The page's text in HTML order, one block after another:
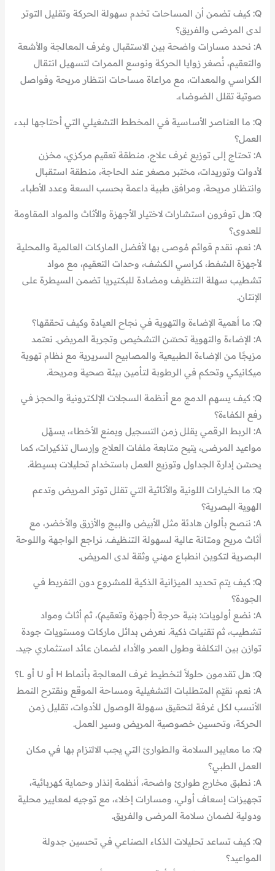
Q: كيف تضمن أن المساحات تخدم سهولة الحركة وتقليل التوتر
لدى المرضى والفريق؟
A: نحدد مسارات واضحة بين الاستقبال وغرف المعالجة والأشعة
والتعقيم، نُصغر زوايا الحركة ونوسع الممرات لتسهيل انتقال
الكراسي والمعدات، مع مراعاة مساحات انتظار مريحة وفواصل
صوتية تقلل الضوضاء.
Q: ما العناصر الأساسية في المخطط التشغيلي التي أحتاجها لبدء
العمل؟
A: تحتاج إلى توزيع غرف علاج، منطقة تعقيم مركزي، مخزن
لأدوات وتوريدات، مختبر مصغر عند الحاجة، منطقة استقبال
وانتظار مريحة، ومرافق طبية داعمة بحسب السعة وعدد الأطباء.
Q: هل توفرون استشارات لاختيار الأجهزة والأثاث والمواد المقاومة
للعدوى؟
A: نعم، نقدم قوائم مُوصى بها لأفضل الماركات العالمية والمحلية
لأجهزة الشفط، كراسي الكشف، وحدات التعقيم، مع مواد
تشطيب سهلة التنظيف ومضادة للبكتيريا تضمن السيطرة على
الإنتان.
Q: ما أهمية الإضاءة والتهوية في نجاح العيادة وكيف تحققها؟
A: الإضاءة والتهوية تحسّن التشخيص وتجربة المريض. نعتمد
مزيجًا من الإضاءة الطبيعية والمصابيح السريرية مع نظام تهوية
ميكانيكي وتحكم في الرطوبة لتأمين بيئة صحية ومريحة.
Q: كيف يسهم الدمج مع أنظمة السجلات الإلكترونية والحجز في
رفع الكفاءة؟
A: الربط الرقمي يقلل زمن التسجيل ويمنع الأخطاء، يسهّل
مواعيد المرضى، يتيح متابعة ملفات العلاج وإرسال تذكيرات، كما
يحسّن إدارة الجداول وتوزيع العمل باستخدام تحليلات بسيطة.
Q: ما الخيارات اللونية والأثاثية التي تقلل توتر المريض وتدعم
الهوية البصرية؟
A: ننصح بألوان هادئة مثل الأبيض والبيج والأزرق والأخضر، مع
أثاث مريح ومتانة عالية لسهولة التنظيف. نراجع الواجهة واللوحة
البصرية لتكوين انطباع مهني وثقة لدى المريض.
Q: كيف يتم تحديد الميزانية الذكية للمشروع دون التفريط في
الجودة؟
A: نضع أولويات: بنية حرجة (أجهزة وتعقيم)، ثم أثاث ومواد
تشطيب، ثم تقنيات ذكية. نعرض بدائل ماركات ومستويات جودة
توازن بين التكلفة وطول العمر والأداء لضمان عائد استثماري جيد.
Q: هل تقدمون حلولاً لتخطيط غرف المعالجة بأنماط H أو U أو L؟
A: نعم، نقيّم المتطلبات التشغيلية ومساحة الموقع ونقترح النمط
الأنسب لكل غرفة لتحقيق سهولة الوصول للأدوات، تقليل زمن
الحركة، وتحسين خصوصية المريض وسير العمل.
Q: ما معايير السلامة والطوارئ التي يجب الالتزام بها في مكان
العمل الطبي؟
A: نطبق مخارج طوارئ واضحة، أنظمة إنذار وحماية كهربائية،
تجهيزات إسعاف أولي، ومسارات إخلاء، مع توجيه لمعايير محلية
ودولية لضمان سلامة المرضى والفريق.
Q: كيف تساعد تحليلات الذكاء الصناعي في تحسين جدولة
المواعيد؟